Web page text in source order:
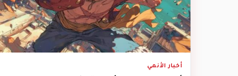
أخبار الأنمي